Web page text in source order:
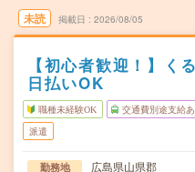
未読 掲載日 2026/08/05
【初心者歓迎！】く
日払いOK
職種未経験OK 交通費別途支給あ
派遣
勤務地 広島県山県郡